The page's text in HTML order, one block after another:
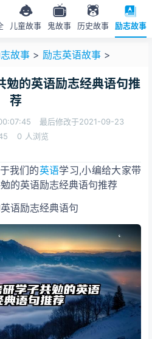
儿童故事 鬼故事 历史故事 励志故事
故事 > 励志英语故事 >
勉的英语励志经典语句推
荐
最后修改于2021-09-23
0 人浏览
我们的英语学习,小编给大家带
的英语励志经典语句推荐
语励志经典语句